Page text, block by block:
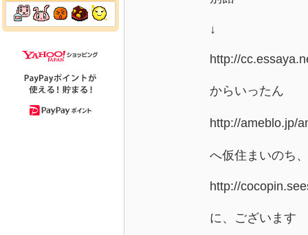
↓
http://
からいったん
http://ameblo.jp/
へ仮住まいのち
http://
に、ございます